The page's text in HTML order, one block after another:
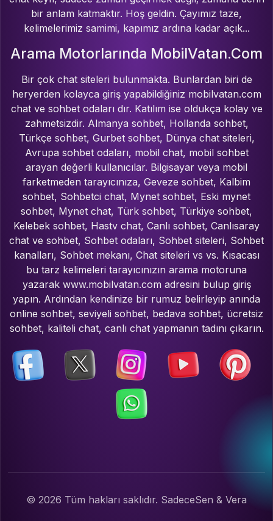
bir anlam katmaktır. Hoş geldin. Çayımız taze,
kelimelerimiz samimi, kapımız ardına kadar açık...
Arama Motorlarında MobilVatan.Com
Bir çok chat siteleri bulunmakta. Bunlardan biri de
heryerden kolayca giriş yapabildiğiniz mobilvatan.com
chat ve sohbet odaları dır. Katılım ise oldukça kolay ve
zahmetsizdir. Almanya sohbet, Hollanda sohbet,
Türkçe sohbet, Gurbet sohbet, Dünya chat siteleri,
Avrupa sohbet odaları, mobil chat, mobil sohbet
arayan değerli kullanıcılar. Bilgisayar veya mobil
farketmeden tarayıcınıza, Geveze sohbet, Kalbim
sohbet, Sohbetci chat, Mynet sohbet, Eski mynet
sohbet, Mynet chat, Türk sohbet, Türkiye sohbet,
Kelebek sohbet, Hastv chat, Canlı sohbet, Canlısaray
chat ve sohbet, Sohbet odaları, Sohbet siteleri, Sohbet
kanalları, Sohbet mekanı, Chat siteleri vs vs. Kısacası
bu tarz kelimeleri tarayıcınızın arama motoruna
yazarak www.mobilvatan.com adresini bulup giriş
yapın. Ardından kendinize bir rumuz belirleyip anında
online sohbet, seviyeli sohbet, bedava sohbet, ücretsiz
sohbet, kaliteli chat, canlı chat yapmanın tadını çıkarın.
© 2026 Tüm hakları saklıdır. SadeceSen & Vera